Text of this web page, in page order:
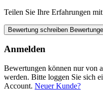
Teilen Sie Ihre Erfahrungen
Bewertung schreiben
Anmelden
Bewertungen können nur von
werden. Bitte loggen Sie sich
Account. Neuer Kunde?